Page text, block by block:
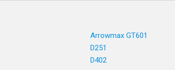
Arrowmax GT601
D251
D402